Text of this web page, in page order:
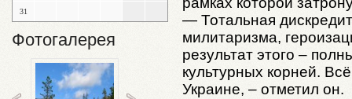
31
Фотогалерея
— Тотальная
милитаризма,
результат этого –
культурных корней.
Украине, – отметил он.